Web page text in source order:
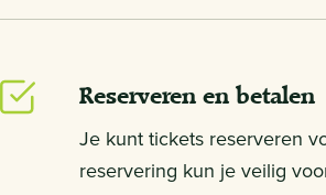
Reserveren en betalen
Je kunt tickets reserveren
reservering kun je veilig